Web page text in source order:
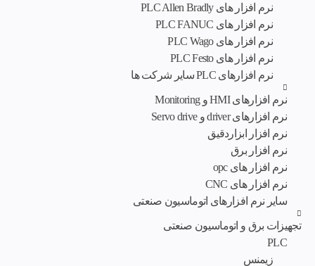
نرم افزار های PLC Allen Bradly
نرم افزار های PLC FANUC
نرم افزار های PLC Wago
نرم افزار های PLC Festo
نرم افزارهای PLC سایر شرکت ها
نرم افزارهای HMI و Monitoring
نرم افزارهای driver و Servo drive
نرم افزار ابزاردقیق
نرم افزار برق
نرم افزار های opc
نرم افزار های CNC
سایر نرم افزارهای اتوماسیون صنعتی
تجهیزات برق و اتوماسیون صنعتی
PLC
زیمنس